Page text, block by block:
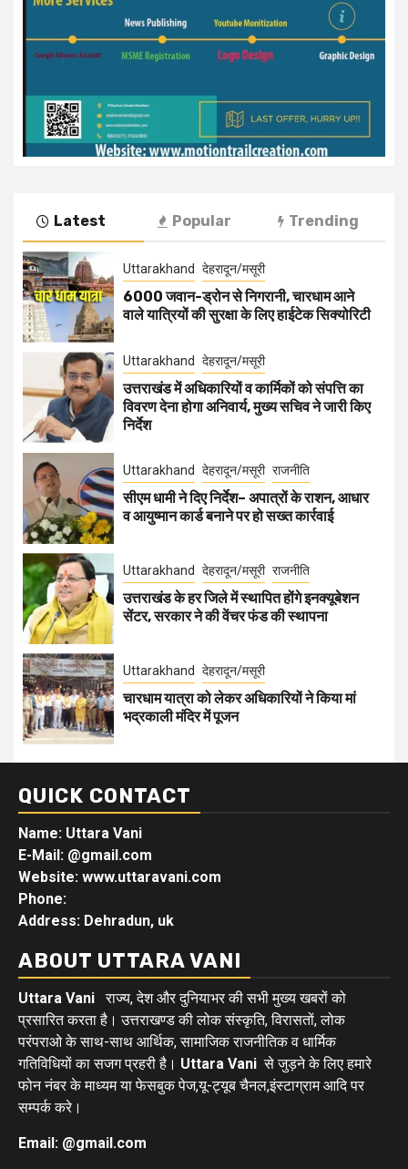
Latest Popular Trending
Uttarakhand देहरादून/मसूरी
6000 जवान-ड्रोन से निगरानी, चारधाम आने
वाले यात्रियों की सुरक्षा के लिए हाईटेक सिक्योरिटी
Uttarakhand देहरादून/मसूरी
उत्तराखंड में अधिकारियों व कार्मिकों को संपत्ति का
विवरण देना होगा अनिवार्य, मुख्य सचिव ने जारी किए
निर्देश
Uttarakhand देहरादून/मसूरी राजनीति
सीएम धामी ने दिए निर्देश– अपात्रों के राशन, आधार
व आयुष्मान कार्ड बनाने पर हो सख्त कार्रवाई
Uttarakhand देहरादून/मसूरी राजनीति
उत्तराखंड के हर जिले में स्थापित होंगे इनक्यूबेशन
सेंटर, सरकार ने की वेंचर फंड की स्थापना
Uttarakhand देहरादून/मसूरी
चारधाम यात्रा को लेकर अधिकारियों ने किया मां
भद्रकाली मंदिर में पूजन
QUICK CONTACT
Name: Uttara Vani
E-Mail: @gmail.com
Website: www.uttaravani.com
Phone:
Address: Dehradun, uk
ABOUT UTTARA VANI
Uttara Vani राज्य, देश और दुनियाभर की सभी मुख्य खबरों को
प्रसारित करता है। उत्तराखण्ड की लोक संस्कृति, विरासतों, लोक
परंपराओ के साथ-साथ आर्थिक, सामाजिक राजनीतिक व धार्मिक
गतिविधियों का सजग प्रहरी है। Uttara Vani से जुड़ने के लिए हमारे
फोन नंबर के माध्यम या फेसबुक पेज,यू-ट्यूब चैनल,इंस्टाग्राम आदि पर
सम्पर्क करे।
Email: @gmail.com